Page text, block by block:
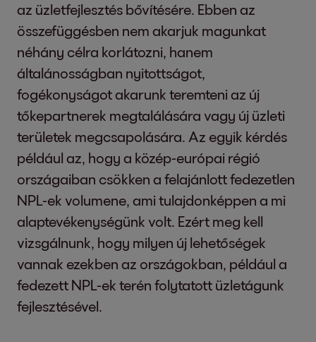
az üzletfejlesztés bővítésére. Ebben az
összefüggésben nem akarjuk magunkat
néhány célra korlátozni, hanem
általánosságban nyitottságot,
fogékonyságot akarunk teremteni az új
tőkepartnerek megtalálására vagy új üzleti
területek megcsapolására. Az egyik kérdés
például az, hogy a közép-európai régió
országaiban csökken a felajánlott fedezetlen
NPL-ek volumene, ami tulajdonképpen a mi
alaptevékenységünk volt. Ezért meg kell
vizsgálnunk, hogy milyen új lehetőségek
vannak ezekben az országokban, például a
fedezett NPL-ek terén folytatott üzletágunk
fejlesztésével.